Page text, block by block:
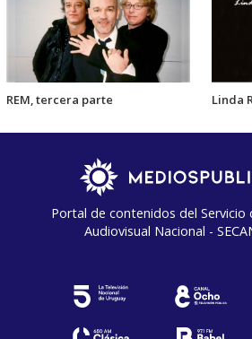
REM, tercera parte Linda
Portal de contenidos del Servicio
Audiovisual Nacional -